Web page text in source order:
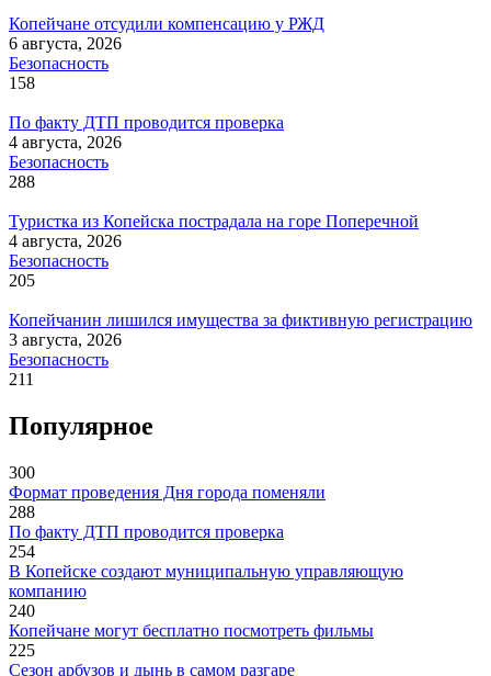
Копейчане отсудили компенсацию у РЖД
6 августа, 2026
Безопасность
158
По факту ДТП проводится проверка
4 августа, 2026
Безопасность
288
Туристка из Копейска пострадала на горе Поперечной
4 августа, 2026
Безопасность
205
Копейчанин лишился имущества за фиктивную регистрацию
3 августа, 2026
Безопасность
211
Популярное
300
Формат проведения Дня города поменяли
288
По факту ДТП проводится проверка
254
В Копейске создают муниципальную управляющую
компанию
240
Копейчане могут бесплатно посмотреть фильмы
225
Сезон арбузов и дынь в самом разгаре